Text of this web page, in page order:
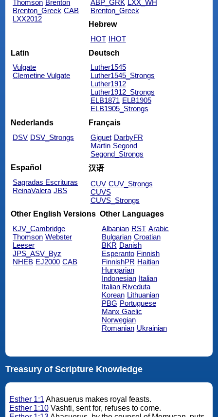
Thomson Brenton
Brenton_Greek CAB
LXX2012
ABP_GRK LXX_WH
Brenton_Greek
Hebrew
HOT IHOT
Latin
Vulgate
Clemetine Vulgate
Deutsch
Luther1545
Luther1545_Strongs
Luther1912
Luther1912_Strongs
ELB1871 ELB1905
ELB1905_Strongs
Nederlands
DSV DSV_Strongs
Français
Giguet DarbyFR
Martin Segond
Segond_Strongs
Español
Sagradas Escrituras
ReinaValera JBS
汉语
CUV CUV_Strongs
CUVS
CUVS_Strongs
Other English Versions
KJV_Cambridge
Thomson Webster
Leeser
JPS_ASV_Byz
NHEB EJ2000 CAB
Other Languages
Albanian RST Arabic
Bulgarian Croatian
BKR Danish
Esperanto Finnish
FinnishPR Haitian
Hungarian
Indonesian Italian
Italian Riveduta
Korean Lithuanian
PBG Portuguese
Manx Gaelic
Norwegian
Romanian Ukrainian
Treasury of Scripture Knowledge
Esther 1:1 Ahasuerus makes royal feasts.
Esther 1:10Vashti, sent for, refuses to come.